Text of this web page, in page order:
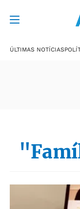
ÚLTIMAS NOTÍCIAS